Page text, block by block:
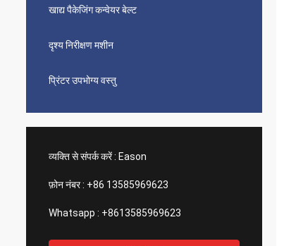
खाद्य पैकेजिंग कन्वेयर बेल्ट
दृश्य निरीक्षण मशीन
प्रिंटर उपभोग्य वस्तु
व्यक्ति से संपर्क करें : Eason
फ़ोन नंबर : +86 13585969623
Whatsapp : +8613585969623